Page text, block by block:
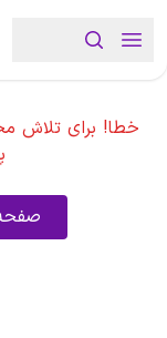
خطا! برای تلاش